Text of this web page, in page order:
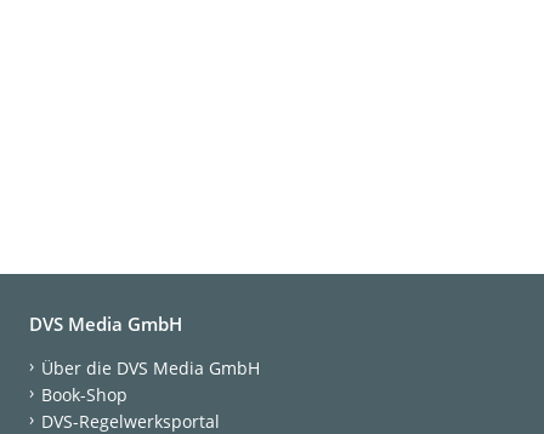
DVS Media GmbH
Über die DVS Media GmbH
Book-Shop
DVS-Regelwerksportal